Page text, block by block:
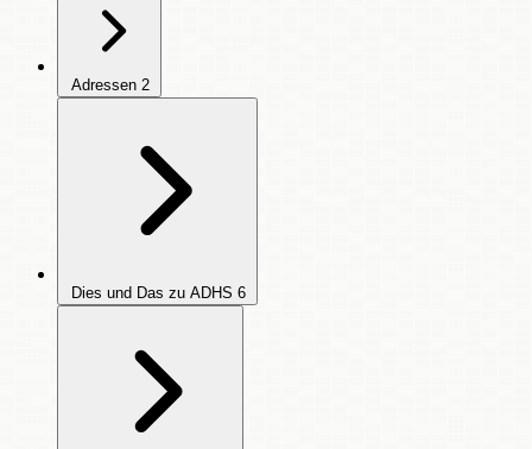
Adressen 2
Dies und Das zu ADHS 6